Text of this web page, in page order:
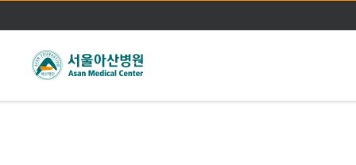
주메뉴바로가기
본문바로가기